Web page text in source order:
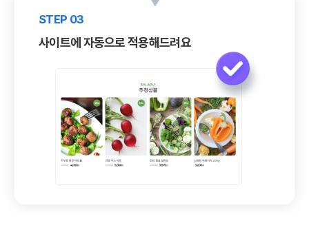
STEP 03
사이트에 자동으로적용해드려요